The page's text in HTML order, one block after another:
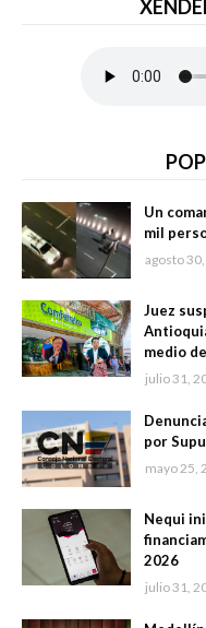
Un
mil
agosto
Juez
medio
julio 31,
por
mayo 25,
Nequi
2026
julio 31,